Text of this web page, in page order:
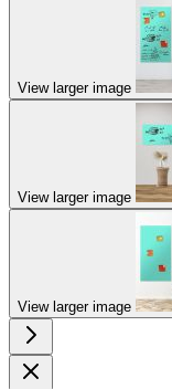
View larger image
View larger image
View larger image